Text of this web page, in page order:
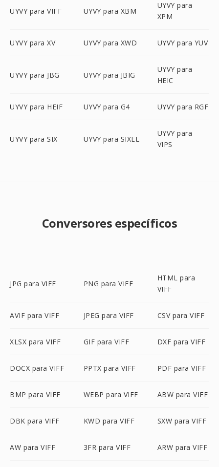
UYVY para VIFF UYVY para XBM
UYVY para
XPM
UYVY para XV UYVY para XWD UYVY para YUV
UYVY para JBG UYVY para JBIG
UYVY para
HEIC
UYVY para HEIF UYVY para G4 UYVY para RGF
UYVY para SIX UYVY para SIXEL
UYVY para
VIPS
Conversores específicos
JPG para VIFF PNG para VIFF
HTML para
VIFF
AVIF para VIFF JPEG para VIFF CSV para VIFF
XLSX para VIFF GIF para VIFF DXF para VIFF
DOCX para VIFF PPTX para VIFF PDF para VIFF
BMP para VIFF WEBP para VIFF ABW para VIFF
DBK para VIFF KWD para VIFF SXW para VIFF
AW para VIFF 3FR para VIFF ARW para VIFF